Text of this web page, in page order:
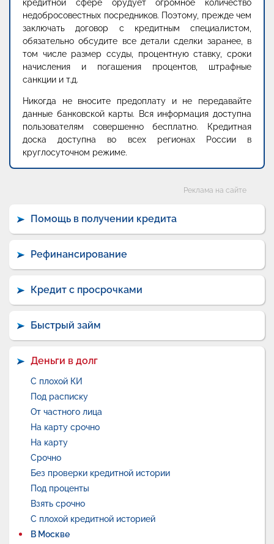
кредитной сфере орудует огромное количество
недобросовестных посредников. Поэтому, прежде чем
заключать договор с кредитным специалистом,
обязательно обсудите все детали сделки заранее, в
том числе размер ссуды, процентную ставку, сроки
начисления и погашения процентов, штрафные
санкции и т.д.
Никогда не вносите предоплату и не передавайте
данные банковской карты. Вся информация доступна
пользователям совершенно бесплатно. Кредитная
доска доступна во всех регионах России в
круглосуточном режиме.
Реклама на сайте
Помощь в получении кредита
Рефинансирование
Кредит с просрочками
Быстрый займ
Деньги в долг
С плохой КИ
Под расписку
От частного лица
На карту срочно
На карту
Срочно
Без проверки кредитной истории
Под проценты
Взять срочно
С плохой кредитной историей
В Москве